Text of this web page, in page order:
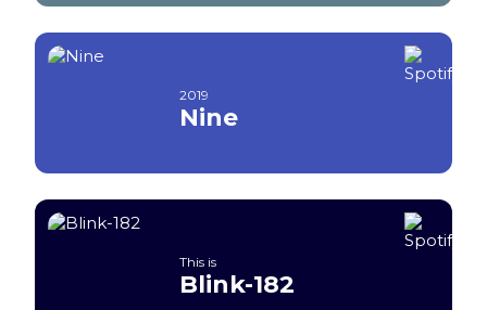
Nine
2019
Blink-182
This is